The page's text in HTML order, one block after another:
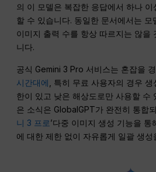
의 이 모델은 복잡한 응답에서 하나
할 수 있습니다. 동일한 문서에서는 모
이미지 출력 수를 항상 따르지는 않을
니다.
공식 Gemini 3 Pro 서비스는 혼잡을
시간대에
, 특히 무료 사용자의 경우
한이 있고 낮은 해상도로만 사용할 수
은 소식은 GlobalGPT가 완전히 통합
니 3 프로’다중 이미지 생성 기능을
에 대한 제한 없이 자유롭게 일괄 생